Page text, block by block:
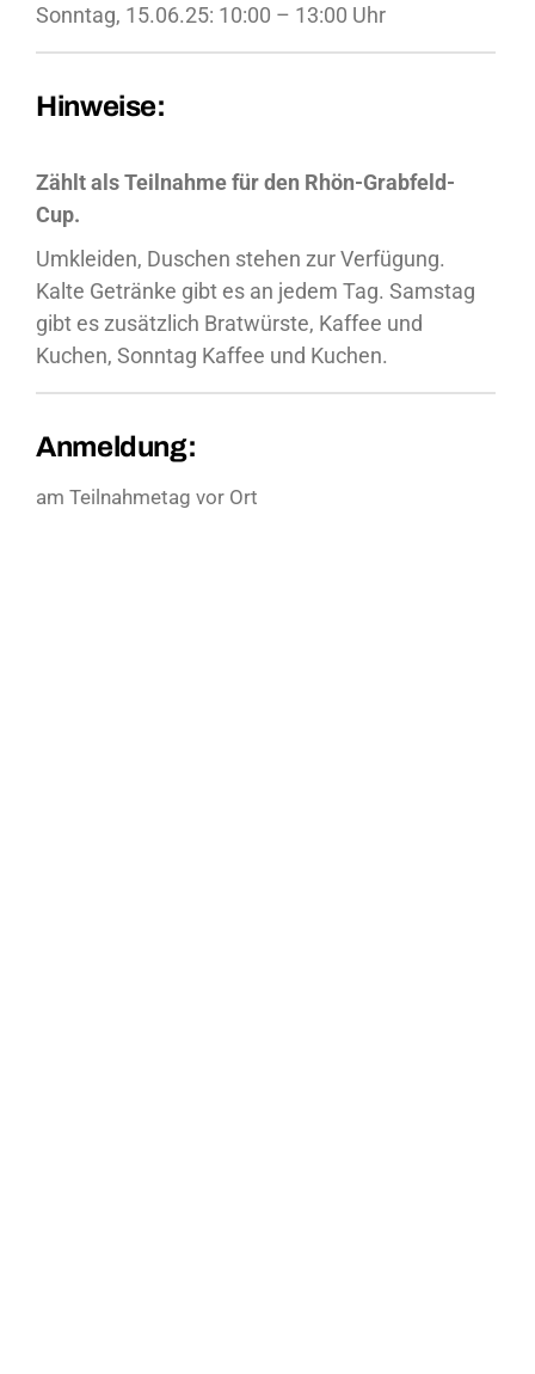
Sonntag, 15.06.25: 10:00 – 13:00 Uhr
Hinweise:
Zählt als Teilnahme für den Rhön-Grabfeld-
Cup.
Umkleiden, Duschen stehen zur Verfügung.
Kalte Getränke gibt es an jedem Tag. Samstag
gibt es zusätzlich Bratwürste, Kaffee und
Kuchen, Sonntag Kaffee und Kuchen.
Anmeldung:
am Teilnahmetag vor Ort